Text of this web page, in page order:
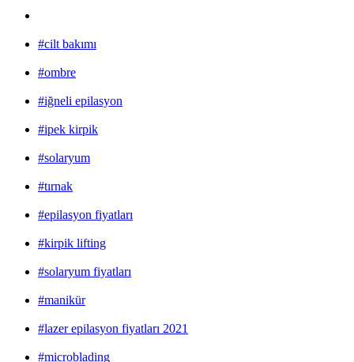
#cilt bakımı
#ombre
#iğneli epilasyon
#ipek kirpik
#solaryum
#tırnak
#epilasyon fiyatları
#kirpik lifting
#solaryum fiyatları
#manikür
#lazer epilasyon fiyatları 2021
#microblading